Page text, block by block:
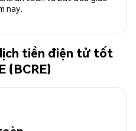
nay.
tiền điện tử tốt
(BCRE)